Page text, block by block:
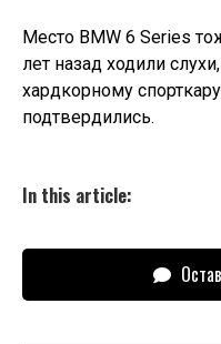
Место BMW 6 Series
лет назад ходили
хардкорному
подтвердились.
In this article: